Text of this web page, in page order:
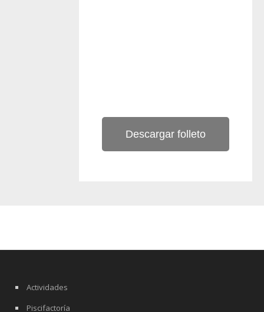
Descargar folleto
Actividades
Piscifactoría